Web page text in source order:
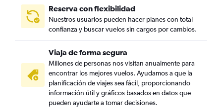
Reserva con flexibilidad
Nuestros usuarios pueden hacer planes con total
confianza y buscar vuelos sin cargos por cambios.
Viaja de forma segura
Millones de personas nos visitan anualmente para
encontrar los mejores vuelos. Ayudamos a que la
planificación de viajes sea fácil, proporcionando
información útil y gráficos basados en datos que
pueden ayudarte a tomar decisiones.